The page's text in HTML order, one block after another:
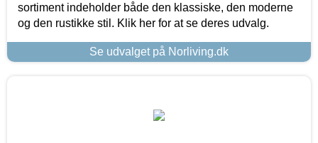
sortiment indeholder både den klassiske, den moderne
og den rustikke stil. Klik her for at se deres udvalg.
Se udvalget på Norliving.dk